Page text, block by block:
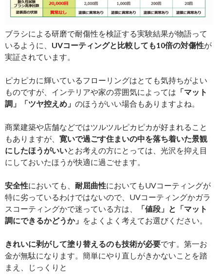
ブラシによる研磨で耐傷性を検証する実験結果が物語って
いるように、 UVコーティングと比較しても10倍の対傷性が
実証されています。
ピカピカに輝いているフローリングはとても気持ちがよい
ものですが、インテリアや家の雰囲気によっては 「マット
調」「ツヤ控えめ」 のほうがいい場合もありますよね。
商業建築や店舗などではツルツルピカピカが好まれること
もありますが、 寛いで過ごす住まいの中を落ち着いた景観
にしたほうがいいとお考えの方にとっては、光沢を抑え目
にしておいたほうが快適に過ごせます。
安全性においても、 耐屈曲性においてもUVコーティングが
特に劣っているわけではないので、UVコーティングかガラ
スコーティングかで迷っている方は、
「値段」と「マット
調にできるかどうか」 をよくよく考えてお選びください。
きれいに剥がして塗り替えるのも技術が必要です。第一お
金が無駄になります。簡単にやり直しがきかないことを踏
まえ、じっくりと